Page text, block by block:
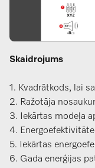
Skaidrojums
1. Kvadrātkods, lai
2. Ražotāja
3. Iekārtas modeļa
4.
5. Iekārtas
6. Gada enerģijas